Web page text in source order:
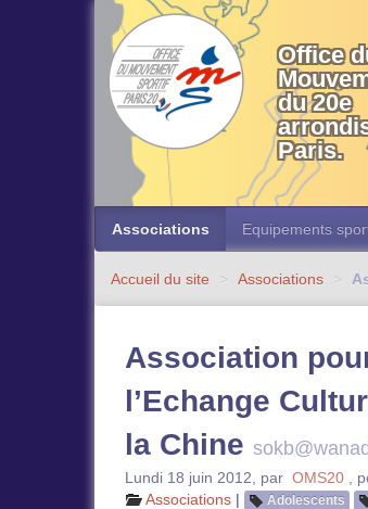
Office
du 20e
Paris.
Associations Equipements
Accueil du site > Associations >
Association
l’Echange
la Chine
Lundi 18 juin 2012 par OMS20
Associations | Adolescents